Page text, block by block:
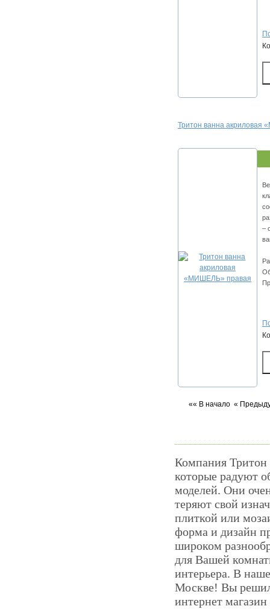
Тритон ванна
–
«« В начало «
Компания Тритон
которые радуют
моделей. Они
теряют свой
плиткой или
форма и дизайн
широком
для Вашей
интерьера. В
Москве! Вы
интернет